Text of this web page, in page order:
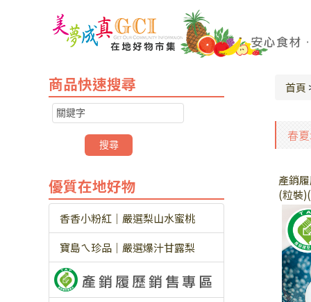
商品快速搜尋
優質在地好物
香香小粉紅｜嚴選梨山水蜜桃
寶島ㄟ珍品｜嚴選爆汁甘露梨
首頁
春
產銷
(粒裝